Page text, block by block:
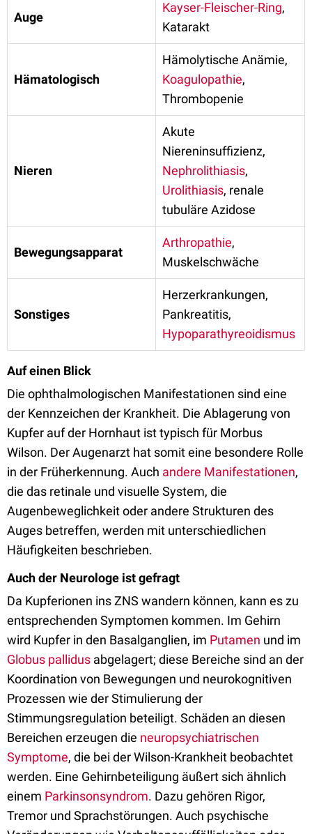
Auge
Kayser-Fleischer-Ring,
Katarakt
Hämatologisch
Hämolytische Anämie,
Koagulopathie,
Thrombopenie
Nieren
Akute
Niereninsuffizienz,
Nephrolithiasis,
Urolithiasis, renale
tubuläre Azidose
Bewegungsapparat
Arthropathie,
Muskelschwäche
Sonstiges
Herzerkrankungen,
Pankreatitis,
Hypoparathyreoidismus
Auf einen Blick
Die ophthalmologischen Manifestationen sind eine
der Kennzeichen der Krankheit. Die Ablagerung von
Kupfer auf der Hornhaut ist typisch für Morbus
Wilson. Der Augenarzt hat somit eine besondere Rolle
in der Früherkennung. Auch andere Manifestationen,
die das retinale und visuelle System, die
Augenbeweglichkeit oder andere Strukturen des
Auges betreffen, werden mit unterschiedlichen
Häufigkeiten beschrieben.
Auch der Neurologe ist gefragt
Da Kupferionen ins ZNS wandern können, kann es zu
entsprechenden Symptomen kommen. Im Gehirn
wird Kupfer in den Basalganglien, im Putamen und im
Globus pallidus abgelagert; diese Bereiche sind an der
Koordination von Bewegungen und neurokognitiven
Prozessen wie der Stimulierung der
Stimmungsregulation beteiligt. Schäden an diesen
Bereichen erzeugen die neuropsychiatrischen
Symptome, die bei der Wilson-Krankheit beobachtet
werden. Eine Gehirnbeteiligung äußert sich ähnlich
einem Parkinsonsyndrom. Dazu gehören Rigor,
Tremor und Sprachstörungen. Auch psychische